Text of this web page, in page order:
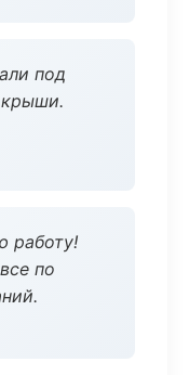
под
работу!
по